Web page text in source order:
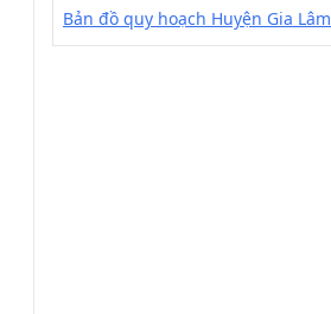
Bản đồ quy hoạch Huyện Gia Lâm